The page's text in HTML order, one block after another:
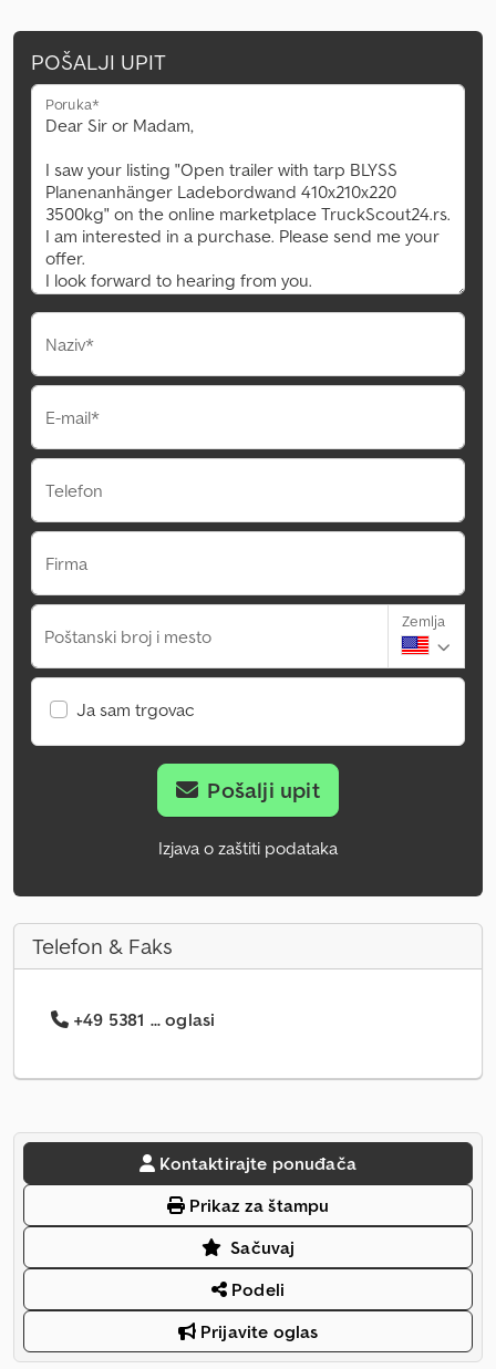
POŠALJI UPIT
Poruka*
Naziv*
E-mail*
Telefon
Firma
Poštanski broj i mesto
Zemlja
Ja sam trgovac
Pošalji upit
Izjava o zaštiti podataka
Telefon & Faks
+49 5381 ... oglasi
Kontaktirajte ponuđača
Prikaz za štampu
Sačuvaj
Podeli
Prijavite oglas